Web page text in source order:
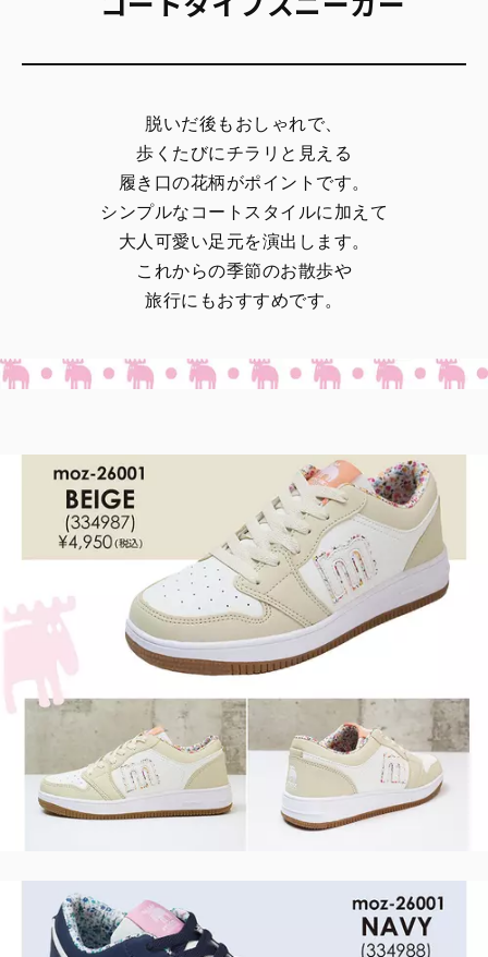
脱いだ後もおしゃれで、
歩くたびにチラリと見える
履き口の花柄がポイントです。
シンプルなコートスタイルに加えて
大人可愛い足元を演出します。
これからの季節のお散歩や
旅行にもおすすめです。